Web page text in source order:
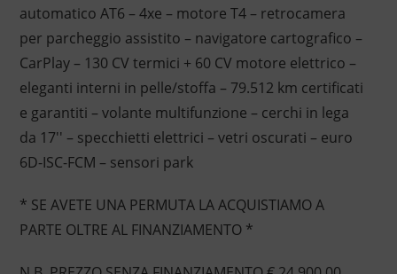
automatico AT6 – 4xe – motore T4 – retrocamera
per parcheggio assistito – navigatore cartografico –
CarPlay – 130 CV termici + 60 CV motore elettrico –
eleganti interni in pelle/stoffa – 79.512 km certificati
e garantiti – volante multifunzione – cerchi in lega
da 17'' – specchietti elettrici – vetri oscurati – euro
6D-ISC-FCM – sensori park
* SE AVETE UNA PERMUTA LA ACQUISTIAMO A
PARTE OLTRE AL FINANZIAMENTO *